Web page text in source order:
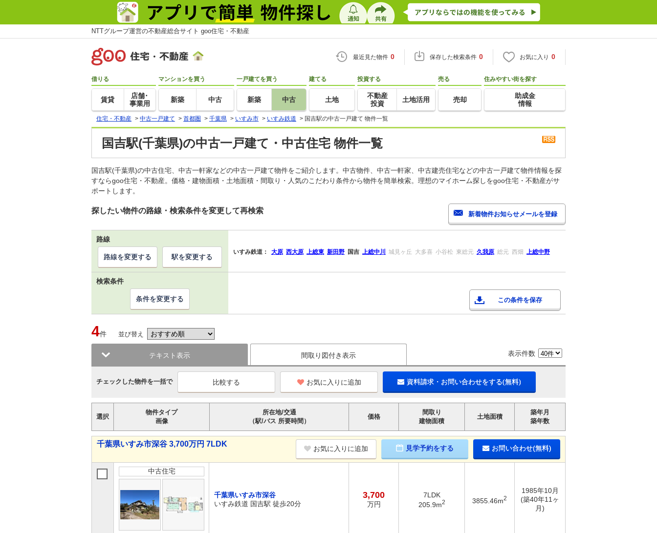
NTTグループ運営の不動産総合サイト goo住宅・不動産
最近見た物件 0 保存した検索条件 0 お気に入り 0
借りる
賃貸
店舗･
事業用
マンションを買う
新築 中古
一戸建てを買う
新築 中古
建てる
土地
投資する
不動産
投資
土地活用
売る
売却
住みやすい街を探す
助成金
情報
住宅・不動産 > 中古一戸建て > 首都圏 > 千葉県 > いすみ市 > いすみ鉄道 > 国吉駅の中古一戸建て 物件一覧
国吉駅(千葉県)の中古一戸建て・中古住宅 物件一覧
国吉駅(千葉県)の中古住宅、中古一軒家などの中古一戸建て物件をご紹介します。中古物件、中古一軒家、中古建売住宅などの中古一戸建て物件情報を探
すならgoo住宅・不動産。価格・建物面積・土地面積・間取り・人気のこだわり条件から物件を簡単検索。理想のマイホーム探しをgoo住宅・不動産がサ
ポートします。
探したい物件の路線・検索条件を変更して再検索
路線
いすみ鉄道： 大原 西大原 上総東 新田野 国吉 上総中川 城見ヶ丘 大多喜 小谷松 東総元 久我原 総元 西畑 上総中野
路線を変更する 駅を変更する
検索条件
この条件を保存
条件を変更する
4件 並び替え
テキスト表示 間取り図付き表示 表示件数
チェックした物件を一括で お気に入りに追加 資料請求・お問い合わせをする(無料)
選択
物件タイプ
画像
所在地/交通
（駅/バス 所要時間）
価格
間取り
建物面積
土地面積
築年月
築年数
千葉県いすみ市深谷 3,700万円 7LDK
お気に入りに追加 見学予約をする お問い合わせ(無料)
中古住宅
千葉県いすみ市深谷
いすみ鉄道 国吉駅 徒歩20分
3,700
万円
7LDK
205.9m2 3855.46m2
1985年10月
(築40年11ヶ
月)